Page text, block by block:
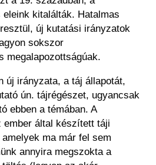
kitalálták. Hatalmas
új kutatási irányzatok
sokszor
megalapozottságúak.
új irányzata, a táj állapotát,
ún. tájrégészet, ugyancsak
ebben a témában. A
ember által készített táji
ma már fel sem
annyira megszokta a